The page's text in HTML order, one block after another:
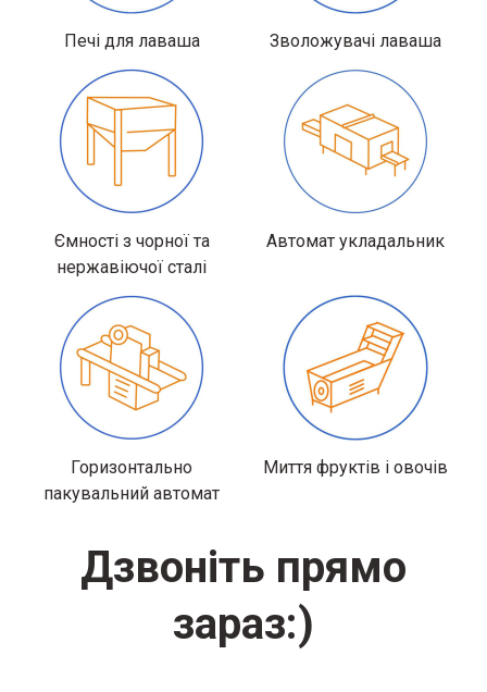
Печі для лаваша Зволожувачі лаваша
Ємності з чорної та
нержавіючої сталі
Автомат укладальник
Горизонтально
пакувальний автомат
Миття фруктів і овочів
Дзвоніть прямо
зараз:)